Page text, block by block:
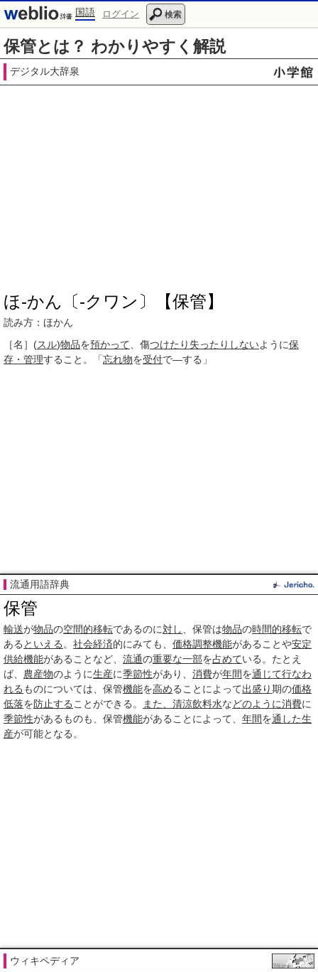
国語 ログイン 検索
保管とは？ わかりやすく解説
デジタル大辞泉
ほ‐かん〔‐クワン〕【保管】
読み方：ほかん
［名］ (スル)物品を預かって 、傷つけたり 失った りしないように保
存・管理すること。「忘れ物を受付で―する」
流通用語辞典
保管
輸送が物品の空間的移転であるのに対し 、保管は物品の時間的移転で
ある といえる 。 社会経済的にみても、 価格調整機能があることや安定
供給機能があることなど、 流通の重要な一部を占めている。たとえ
ば、 農産物のように生産に季節性があり、 消費が年間を通じて行なわ
れる ものについては、保管機能を高めることによって出盛り期の価格
低落を防止する ことができる。 また、 清涼飲料水などのように消費に
季節性があるものも、保管機能があることによって、 年間を通した生
産が可能となる。
ウィキペディア